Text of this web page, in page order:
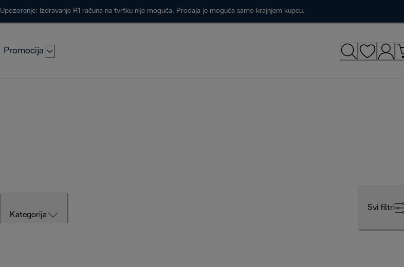
Upozorenje: Izdravanje R1 računa na tvrtku nije moguća. Prodaja je moguća samo krajnjem kupcu.
Promocija
Kategorija
Svi filtri